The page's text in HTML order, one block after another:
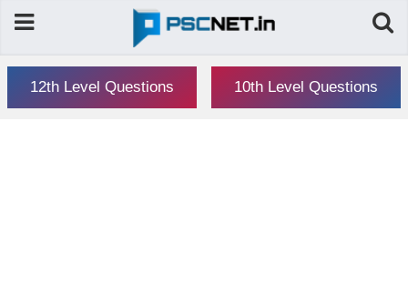
12th Level Questions 10th Level Questions